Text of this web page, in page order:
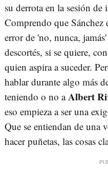
su derrota en la sesión de
Comprendo que Sánchez
error de 'no, nunca,
descortés, si se quiere,
quien aspira a suceder.
hablar durante algo más
teniendo o no aAlbert
eso empieza a ser una
Que se entiendan de una
hacer puñetas, las cosas